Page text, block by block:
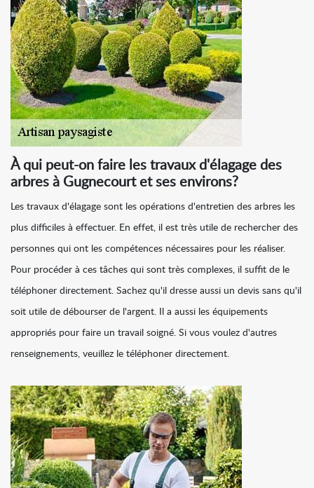
À qui peut-on faire les travaux d'élagage des
arbres à Gugnecourt et ses environs?
Les travaux d'élagage sont les opérations d'entretien des arbres les
plus difficiles à effectuer. En effet, il est très utile de rechercher des
personnes qui ont les compétences nécessaires pour les réaliser.
Pour procéder à ces tâches qui sont très complexes, il suffit de le
téléphoner directement. Sachez qu'il dresse aussi un devis sans qu'il
soit utile de débourser de l'argent. Il a aussi les équipements
appropriés pour faire un travail soigné. Si vous voulez d'autres
renseignements, veuillez le téléphoner directement.